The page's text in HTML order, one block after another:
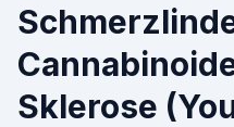
Sklerose